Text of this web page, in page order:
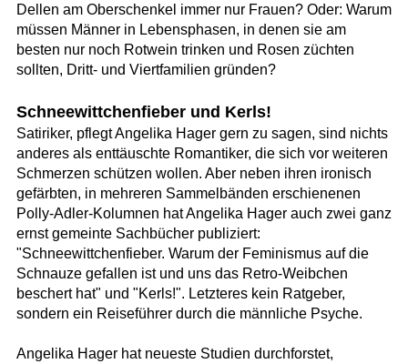
Dellen am Oberschenkel immer nur Frauen? Oder: Warum
müssen Männer in Lebensphasen, in denen sie am
besten nur noch Rotwein trinken und Rosen züchten
sollten, Dritt- und Viertfamilien gründen?
Schneewittchenfieber und Kerls!
Satiriker, pflegt Angelika Hager gern zu sagen, sind nichts
anderes als enttäuschte Romantiker, die sich vor weiteren
Schmerzen schützen wollen. Aber neben ihren ironisch
gefärbten, in mehreren Sammelbänden erschienenen
Polly-Adler-Kolumnen hat Angelika Hager auch zwei ganz
ernst gemeinte Sachbücher publiziert:
"Schneewittchenfieber. Warum der Feminismus auf die
Schnauze gefallen ist und uns das Retro-Weibchen
beschert hat" und "Kerls!". Letzteres kein Ratgeber,
sondern ein Reiseführer durch die männliche Psyche.
Angelika Hager hat neueste Studien durchforstet,